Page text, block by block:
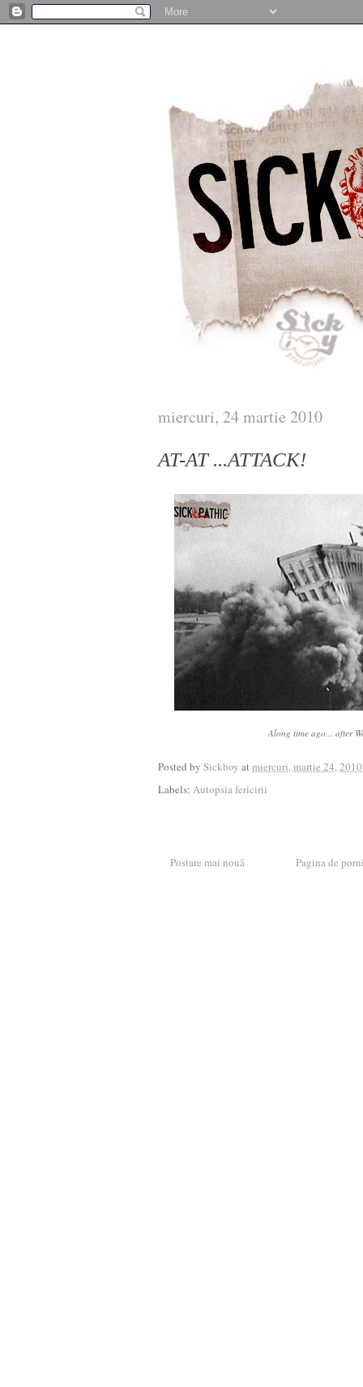
miercuri, 24 martie 2010
AT-AT ...ATTACK!
Along time ago... after
Posted by Sickboy atmiercuri, martie 24, 2010
Labels: Autopsia fericirii
Postare mai nouă Pagina de